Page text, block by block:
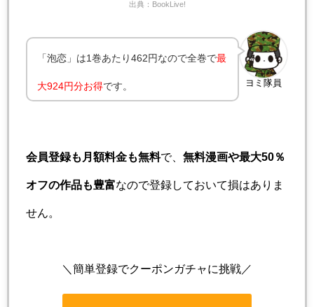
出典：BookLive!
ヨミ隊員
「泡恋」は1巻あたり462円なので全巻で最
大924円分お得です。
会員登録も月額料金も無料で、 無料漫画や最大50％
オフの作品も豊富なので登録しておいて損はありま
せん。
＼簡単登録でクーポンガチャに挑戦／